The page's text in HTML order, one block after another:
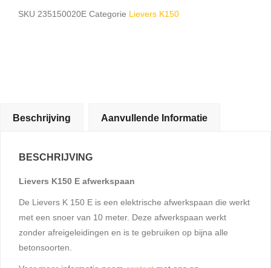
SKU 235150020E Categorie Lievers K150
Beschrijving Aanvullende Informatie
BESCHRIJVING
Lievers K150 E afwerkspaan
De Lievers K 150 E is een elektrische afwerkspaan die werkt
met een snoer van 10 meter. Deze afwerkspaan werkt
zonder afreigeleidingen en is te gebruiken op bijna alle
betonsoorten.